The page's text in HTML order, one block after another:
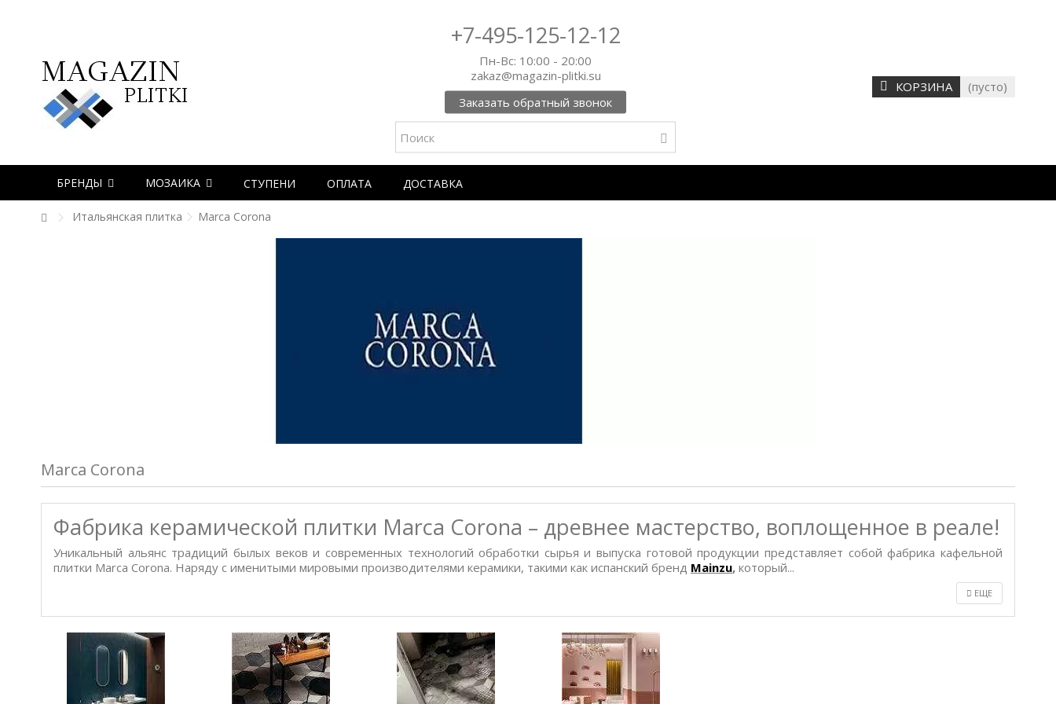
+7-495-125-12-12
Пн-Вс: 10:00 - 20:00
zakaz@magazin-plitki.su
Заказать обратный звонок
КОРЗИНА (пусто)
БРЕНДЫ МОЗАИКА СТУПЕНИ ОПЛАТА ДОСТАВКА
Итальянская плитка Marca Corona
Marca Corona
Фабрика керамической плитки Marca Corona – древнее мастерство, воплощенное в реале!
Уникальный альянс традиций былых веков и современных технологий обработки сырья и выпуска готовой продукции представляет собой фабрика кафельной
плитки Marca Corona. Наряду с именитыми мировыми производителями керамики, такими как испанский бренд Mainzu, который...
ЕЩЕ